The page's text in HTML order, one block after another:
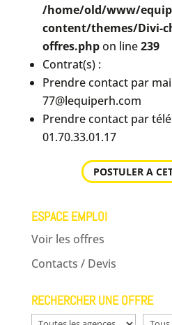
/home/old/www/
content/themes/Divi-
offres.phpon line239
Contrat(s) :
Prendre contact par
77@lequiperh.com
Prendre contact par
01.70.33.01.17
POSTULER A
ESPACE EMPLOI
Voir les offres
Contacts / Devis
RECHERCHER UNE OFFRE